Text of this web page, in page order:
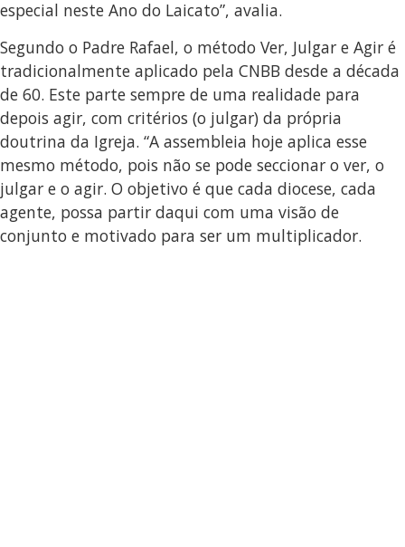
especial neste Ano do Laicato”, avalia.
Segundo o Padre Rafael, o método Ver, Julgar e Agir é
tradicionalmente aplicado pela CNBB desde a década
de 60. Este parte sempre de uma realidade para
depois agir, com critérios (o julgar) da própria
doutrina da Igreja. “A assembleia hoje aplica esse
mesmo método, pois não se pode seccionar o ver, o
julgar e o agir. O objetivo é que cada diocese, cada
agente, possa partir daqui com uma visão de
conjunto e motivado para ser um multiplicador.